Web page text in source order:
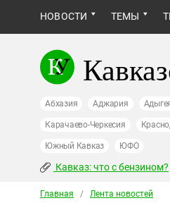
НОВОСТИ ТЕМЫ
Абхазия Аджария
Карачаево-Черкесия
Южный Кавказ ЮФО
Кавказ: что с бензином?
Главная / Лента новостей